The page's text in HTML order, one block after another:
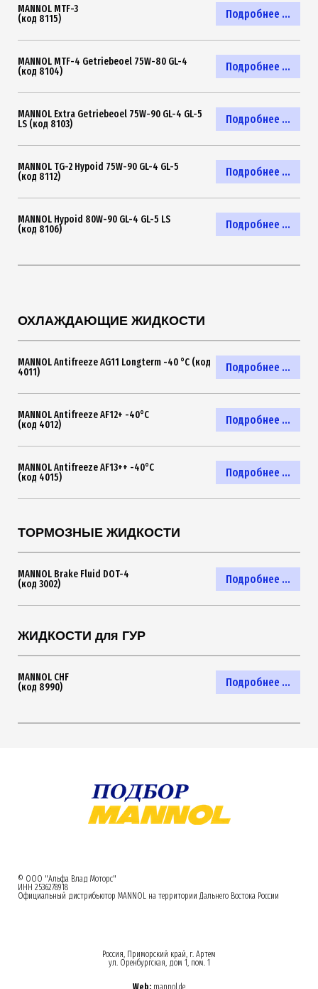
Подробнее ...
MANNOL MTF-3
(код 8115)
Подробнее ...
MANNOL MTF-4 Getriebeoel 75W-80 GL-4
(код 8104)
Подробнее ...
MANNOL Extra Getriebeoel 75W-90 GL-4 GL-5
LS (код 8103)
Подробнее ...
MANNOL TG-2 Hypoid 75W-90 GL-4 GL-5
(код 8112)
Подробнее ...
MANNOL Hypoid 80W-90 GL-4 GL-5 LS
(код 8106)
ОХЛАЖДАЮЩИЕ ЖИДКОСТИ
Подробнее ...
MANNOL Antifreeze AG11 Longterm -40 °C (код
4011)
Подробнее ...
MANNOL Antifreeze AF12+ -40°C
(код 4012)
Подробнее ...
MANNOL Antifreeze AF13++ -40°C
(код 4015)
ТОРМОЗНЫЕ ЖИДКОСТИ
Подробнее ...
MANNOL Brake Fluid DOT-4
(код 3002)
ЖИДКОСТИ для ГУР
Подробнее ...
MANNOL CHF
(код 8990)
© ООО "Альфа Влад Моторс"
ИНН 2536278918
Официальный дистрибьютор MANNOL на территории Дальнего Востока России
Россия, Приморский край, г. Артем
ул. Оренбургская, дом 1, пом. 1
Web: mannol.de